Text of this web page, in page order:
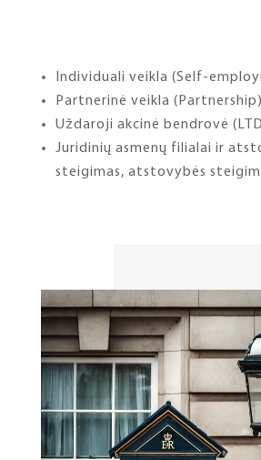
Individuali veikla (Self-
Partnerinė veikla (Partnership)
Uždaroji akcinė bendrovė
Juridinių asmenų filialai ir
steigimas, atstovybės